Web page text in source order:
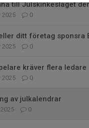
till Julskinkeslaget
2025 0
ditt företag sponsra
2025 0
kräver flera ledare
2025 0
av julkalendrar
0